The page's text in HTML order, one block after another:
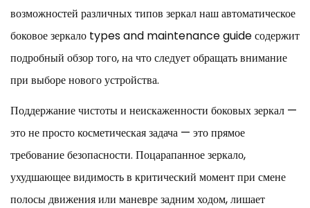
возможностей различных типов зеркал нашавтоматическое
боковое зеркало types and maintenance guideсодержит
подробный обзор того, на что следует обращать внимание
при выборе нового устройства.
Поддержание чистоты и неискаженности боковых зеркал —
это не просто косметическая задача — это прямое
требование безопасности. Поцарапанное зеркало,
ухудшающее видимость в критический момент при смене
полосы движения или маневре задним ходом, лишает